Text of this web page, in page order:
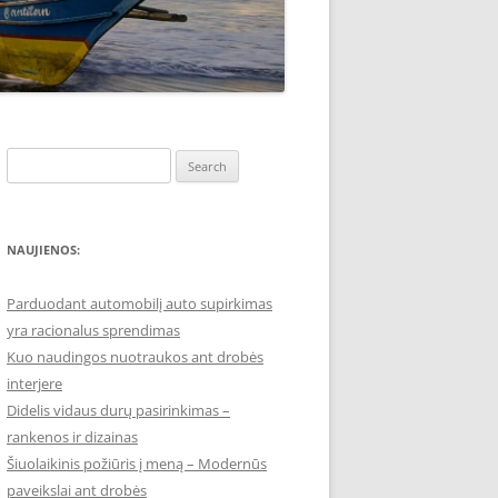
for:
NAUJIENOS:
Parduodant automobilį auto supirkimas
yra racionalus sprendimas
Kuo naudingos nuotraukos ant drobės
interjere
Didelis vidaus durų pasirinkimas –
rankenos ir dizainas
Šiuolaikinis požiūris į meną – Modernūs
paveikslai ant drobės